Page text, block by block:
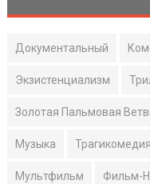
Документальный
Экзистенциализм
Золотая Пальмовая
Музыка Трагикомедия
Мультфильм Фильм-